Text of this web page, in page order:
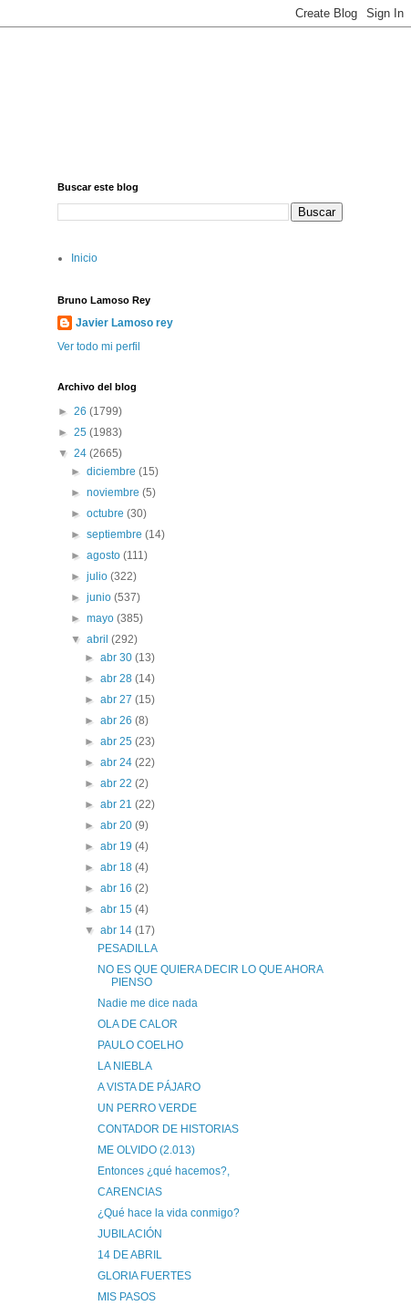
Buscar este blog
Inicio
Bruno Lamoso Rey
Javier Lamoso rey
Ver todo mi perfil
Archivo del blog
► 26 (1799)
► 25 (1983)
▼ 24 (2665)
►diciembre(15)
►noviembre(5)
►octubre(30)
►septiembre(14)
►agosto(111)
►julio(322)
►junio(537)
►mayo(385)
▼abril(292)
► abr 30 (13)
► abr 28 (14)
► abr 27 (15)
► abr 26 (8)
► abr 25 (23)
► abr 24 (22)
► abr 22 (2)
► abr 21 (22)
► abr 20 (9)
► abr 19 (4)
► abr 18 (4)
► abr 16 (2)
► abr 15 (4)
▼ abr 14 (17)
PESADILLA
NO ES QUE QUIERA DECIR LO QUE AHORA
PIENSO
Nadie me dice nada
OLA DE CALOR
PAULO COELHO
LA NIEBLA
A VISTA DE PÁJARO
UN PERRO VERDE
CONTADOR DE HISTORIAS
ME OLVIDO (2.013)
Entonces ¿qué hacemos?,
CARENCIAS
¿Qué hace la vida conmigo?
JUBILACIÓN
14 DE ABRIL
GLORIA FUERTES
MIS PASOS